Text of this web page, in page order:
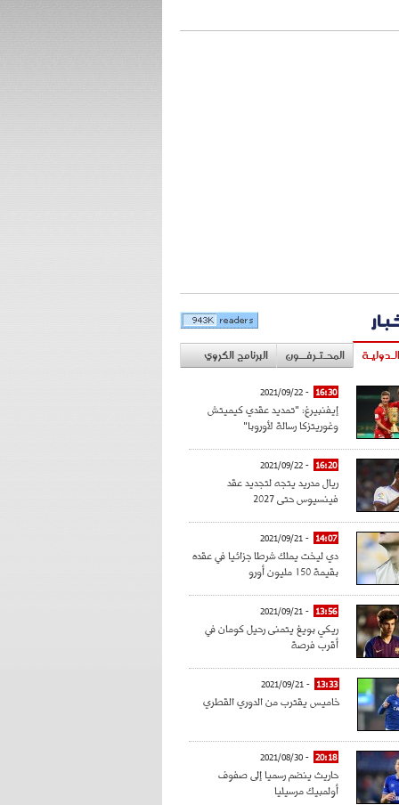
المحـتـرفــون البرنامج الكروي
16:30
- 2021/09/22
إيفنبيرغ: "تمديد عقدي كيميتش
وغوريتزكا رسالة لأوروبا"
16:20
- 2021/09/22
ريال مدريد يتجه لتجديد عقد
فينسيوس حتى 2027
14:07
- 2021/09/21
دي ليخت يملك شرطا جزائيا في عقده
بقيمة 150 مليون أورو
13:56
- 2021/09/21
ريكي بويغ يتمنى رحيل كومان في
أقرب فرصة
13:33
- 2021/09/21
خاميس يقترب من الدوري القطري
20:18
- 2021/08/30
حاريث ينضم رسميا إلى صفوف
أولمبيك مرسيليا